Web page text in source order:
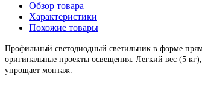
Обзор товара
Характеристики
Похожие товары
Профильный светодиодный светильник в форме
оригинальные проекты освещения. Легкий вес (5
упрощает монтаж.